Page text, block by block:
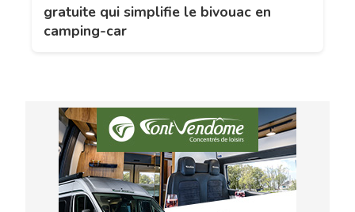
gratuite qui simplifie le bivouac en
camping-car